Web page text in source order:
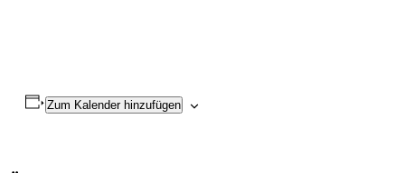
Zum Kalender hinzufügen